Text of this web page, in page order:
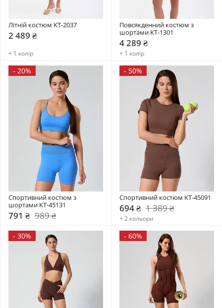
Літній костюм KT-2037
2 489 ₴
+ 1 колір
Повсякденний костюм з
шортами KT-1301
4 289 ₴
+ 1 колір
- 20%
Спортивний костюм з
шортами KT-45131
791 ₴ 989 ₴
- 50%
Спортивний костюм KT-45091
694 ₴ 1 389 ₴
+ 2 кольори
- 30% - 60%